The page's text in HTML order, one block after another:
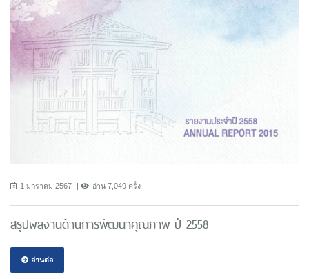
1 มกราคม 2567 อ่าน 7,049 ครั้ง
สรุปผลงานด้านการพัฒนาคุณภาพ ปี 2558
อ่านต่อ